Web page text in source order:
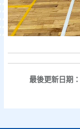
最後更新日期：